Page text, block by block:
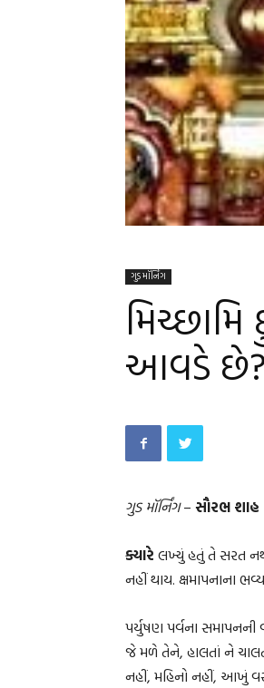
ગુડ મૉર્નિંગ
આવડે
ગુડ મૉર્નિંગ– સૌરભ શાહ
ક્યારે લખ્યું હતું તે સરત
નહીં થાય. ક્ષમાપનાના
પર્યુષણ પર્વના સમાપનની
જે મળે તેને, હાલતાં ને
નહીં, મહિનો નહીં, આખું